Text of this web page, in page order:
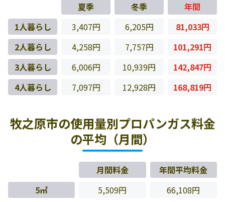
夏季 冬季
年間
1人暮らし
3,407円 6,205円
81,033円
2人暮らし
4,258円 7,757円
101,291円
3人暮らし
6,006円 10,939円
142,847円
4人暮らし
7,097円 12,928円 168,819円
牧之原市の使用量別プロパンガス料金
の平均（月間）
月間料金
年間平均料金
5㎥
5,509円
66,108円